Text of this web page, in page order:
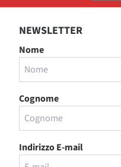
NEWSLETTER
Nome
Cognome
Indirizzo E-mail